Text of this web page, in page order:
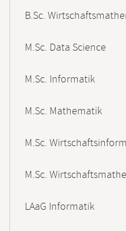
B.Sc.
M.Sc. Data Science
M.Sc. Informatik
M.Sc. Mathematik
M.Sc.
M.Sc.
LAaG Informatik